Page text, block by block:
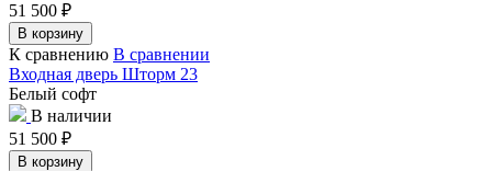
51 500 ₽
В корзину
К сравнению В сравнении
Входная дверь Шторм 23
Белый софт
В наличии
51 500 ₽
В корзину